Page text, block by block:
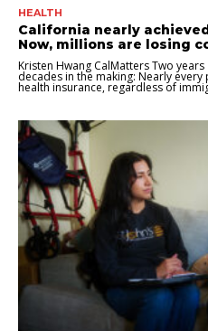
HEALTH
California nearly
Now, millions are losing
Kristen Hwang CalMatters Two
decades in the making: Nearly
health insurance, regardless of